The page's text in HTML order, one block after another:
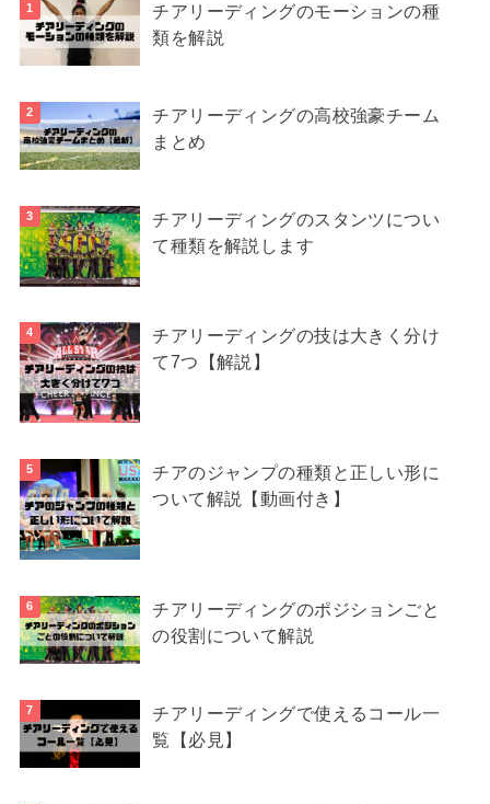
チアリーディングのモーションの種
類を解説
チアリーディングの高校強豪チーム
まとめ
チアリーディングのスタンツについ
て種類を解説します
チアリーディングの技は大きく分け
て7つ【解説】
チアのジャンプの種類と正しい形に
ついて解説【動画付き】
チアリーディングのポジションごと
の役割について解説
チアリーディングで使えるコール一
覧【必見】